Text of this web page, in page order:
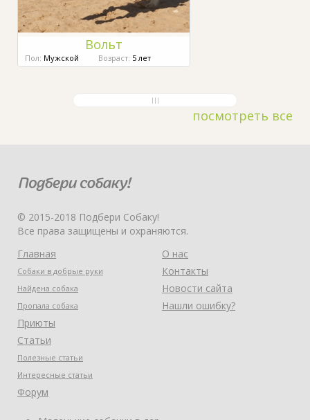
Вольт
Пол: Мужской Возраст: 5 лет
посмотреть все
© 2015-2018 Подбери Собаку!
Все права защищены и охраняются.
Главная
Собаки в добрые руки
Найдена собака
Пропала собака
Приюты
Статьи
Полезные статьи
Интересные статьи
Форум
О нас
Контакты
Новости сайта
Нашли ошибку?